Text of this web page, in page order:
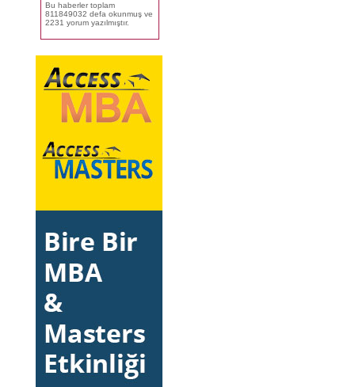
Bu haberler toplam
811849032 defa okunmuş ve
2231 yorum yazılmıştır.